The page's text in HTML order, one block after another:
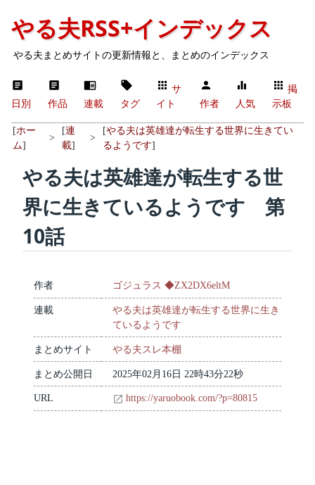
やる夫RSS+インデックス
やる夫まとめサイトの更新情報と、まとめのインデックス
日別 作品 連載 タグ
サ
イト
作者 人気
掲
示板
[ホー
ム]
>
[連
載]
>
[やる夫は英雄達が転生する世界に生きてい
るようです]
やる夫は英雄達が転生する世
界に生きているようです 第
10話
作者 ゴジュラス ◆ZX2DX6eltM
連載
やる夫は英雄達が転生する世界に生き
ているようです
まとめサイト やる夫スレ本棚
まとめ公開日 2025年02月16日 22時43分22秒
URL https://yaruobook.com/?p=80815